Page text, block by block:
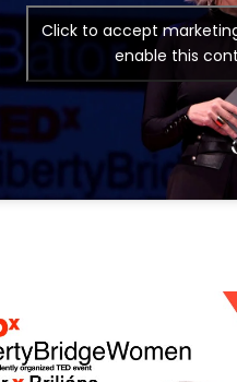
Click to accept
enable this